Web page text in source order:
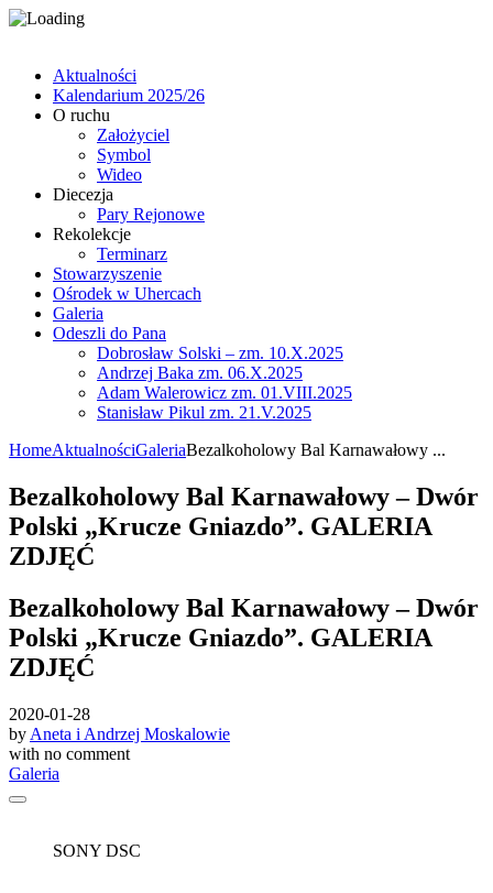
Aktualności
Kalendarium 2025/26
O ruchu
Założyciel
Symbol
Wideo
Diecezja
Pary Rejonowe
Rekolekcje
Terminarz
Stowarzyszenie
Ośrodek w Uhercach
Galeria
Odeszli do Pana
Dobrosław Solski – zm. 10.X.2025
Andrzej Baka zm. 06.X.2025
Adam Walerowicz zm. 01.VIII.2025
Stanisław Pikul zm. 21.V.2025
HomeAktualnościGaleriaBezalkoholowy Bal Karnawałowy ...
Bezalkoholowy Bal Karnawałowy – Dwór
Polski „Krucze Gniazdo”. GALERIA
ZDJĘĆ
Bezalkoholowy Bal Karnawałowy – Dwór
Polski „Krucze Gniazdo”. GALERIA
ZDJĘĆ
2020-01-28
by Aneta i Andrzej Moskalowie
with no comment
Galeria
SONY DSC